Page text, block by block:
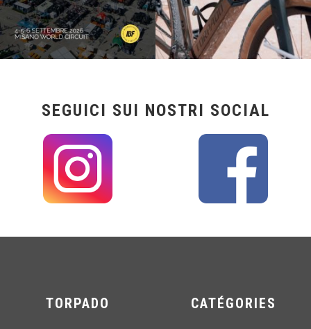
SEGUICI SUI NOSTRI SOCIAL
TORPADO CATÉGORIES